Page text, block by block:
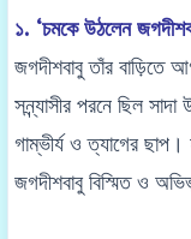
১. ‘চমকে উঠলেন
জগদীশবাবু তাঁর বাড়িতে
সন্ন্যাসীর পরনে ছিল
গাম্ভীর্য ও ত্যাগের
জগদীশবাবু বিস্মিত ও